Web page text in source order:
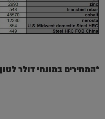
*המחירים במונחי דולר לטון